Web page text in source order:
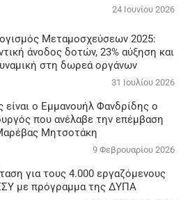
24 Ιουνίου 2026
Μεταμοσχεύσεων 2025:
άνοδος δοτών, 23% αύξηση και
στη δωρεά οργάνων
31 Ιουλίου 2026
είναι ο Εμμανουήλ Φανδρίδης ο
που ανέλαβε την επέμβαση
Μητσοτάκη
9 Φεβρουαρίου 2026
για τους 4.000 εργαζόμενους
με πρόγραμμα της ΔΥΠΑ